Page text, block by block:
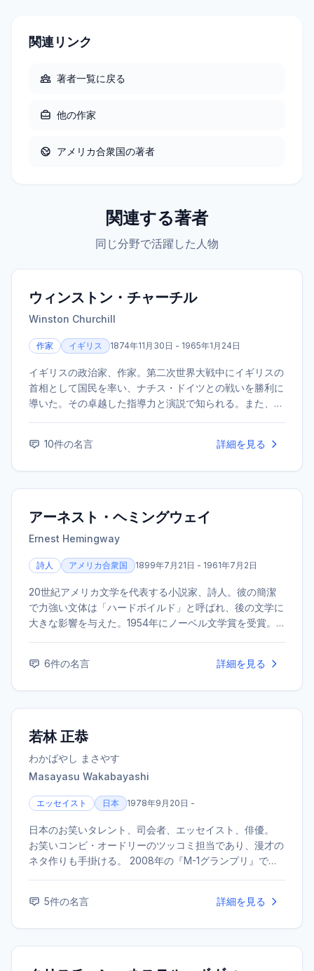
関連リンク
著者一覧に戻る
他の作家
アメリカ合衆国の著者
関連する著者
同じ分野で活躍した人物
ウィンストン・チャーチル
Winston Churchill
作家 イギリス 1874年11月30日 - 1965年1月24日
イギリスの政治家、作家。第二次世界大戦中にイギリスの
首相として国民を率い、ナチス・ドイツとの戦いを勝利に
導いた。その卓越した指導力と演説で知られる。また、優
10件の名言 詳細を見る
アーネスト・ヘミングウェイ
Ernest Hemingway
詩人 アメリカ合衆国 1899年7月21日 - 1961年7月2日
20世紀アメリカ文学を代表する小説家、詩人。彼の簡潔
で力強い文体は「ハードボイルド」と呼ばれ、後の文学に
大きな影響を与えた。1954年にノーベル文学賞を受賞。
6件の名言 詳細を見る
若林 正恭
わかばやし まさやす
Masayasu Wakabayashi
エッセイスト 日本 1978年9月20日 -
日本のお笑いタレント、司会者、エッセイスト、俳優。
お笑いコンビ・オードリーのツッコミ担当であり、漫才の
ネタ作りも手掛ける。 2008年の『M-1グランプリ』で敗
レブ犬とカバーニャ要塞の野良犬』で第3回斎藤茂太賞を
と子犬の7日間』で第37回日本アカデミー賞話題賞を受
5件の名言 詳細を見る